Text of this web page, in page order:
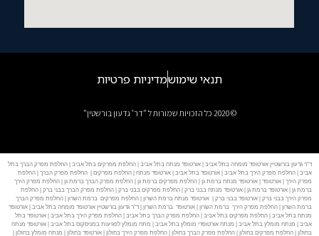
תנאי שימושמדיניות פרטיות
© 2020 כל הזכויות שמורות ל "דר' גדעון בורשטין"
ד"ר גדעון בורשטיין אורטופד מומחה בתל אביב | אורטופד מנתח בתל אביב | החלפת מפרקים בתל אביב | החלפת מפרק הברך בתל
אביב | החלפת מפרק הירך בתל אביב | אורטופד בתל אביב | אורטופד מנתח | החלפת מפרקים | החלפת מפרק הברך | החלפת
מפרק הירך | אורטופד | אורטופד מנתח ברמת גן | החלפת מפרקים ברמת גן | החלפת מפרק הברך ברמת גן | החלפת מפרק הירך
ברמת גן | אורטופד ברמת גן | אורטופד מנתח בבני ברק | החלפת מפרקים בבני ברק | החלפת מפרק הברך בבני ברק | החלפת
מפרק הירך בבני ברק | אורטופד בבני ברק | אורטופד מנתח ברמת השרון | החלפת מפרקים ברמת השרון | החלפת מפרק הברך
ברמת השרון | החלפת מפרק הירך ברמת השרון | אורטופד ברמת השרון | ד"ר גדעון בורשטיין אורטופד מומחה בתל אביב | אורטופד
מנתח בתל אביב | החלפת מפרקים בתל אביב | החלפת מפרק הברך בתל אביב | החלפת מפרק הירך בתל אביב | אורטופד בתל
אביב | מנתח מומלץ בתל אביב | מנתח אורטופדי מומלץ בתל אביב | מתח מומלץ לפגיעות במניסקוס בתל אביב | אורטופד מנתח
בחולון | החלפת מפרקים בחולון | החלפת מפרק הברך בחולון | החלפת מפרק הירך בחולון | אורטופד בחולון | מנתח מומלץ בחולון |